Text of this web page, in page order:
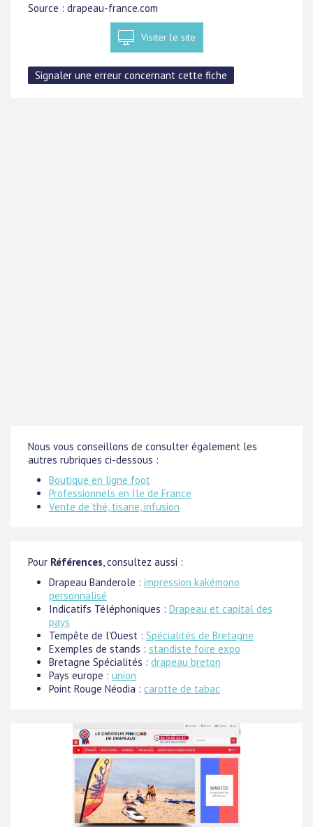
Source : drapeau-france.com
Visiter le site
Nous vous conseillons de consulter également les
autres rubriques ci-dessous :
Boutique en ligne foot
Professionnels en Ile de France
Vente de thé, tisane, infusion
Pour Références, consultez aussi :
Drapeau Banderole : impression kakémono
personnalisé
Indicatifs Téléphoniques : Drapeau et capital des
pays
Tempête de l'Ouest : Spécialités de Bretagne
Exemples de stands : standiste foire expo
Bretagne Spécialités : drapeau breton
Pays europe : union
Point Rouge Néodia : carotte de tabac